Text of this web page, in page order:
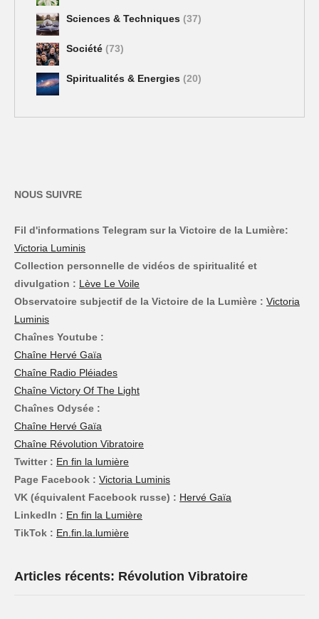
Sciences & Techniques (37)
Société (73)
Spiritualités & Energies (20)
NOUS SUIVRE
Fil d'informations Telegram sur la Victoire de la Lumière:
Victoria Luminis
Collection personnelle de vidéos de spiritualité et
divulgation : Lève Le Voile
Observatoire subjectif de la Victoire de la Lumière : Victoria
Luminis
Chaînes Youtube :
Chaîne Hervé Gaïa
Chaîne Radio Pléiades
Chaîne Victory Of The Light
Chaînes Odysée :
Chaîne Hervé Gaïa
Chaîne Révolution Vibratoire
Twitter : En fin la lumière
Page Facebook : Victoria Luminis
VK (équivalent Facebook russe) : Hervé Gaïa
LinkedIn : En fin la Lumière
TikTok : En.fin.la.lumière
Articles récents: Révolution Vibratoire